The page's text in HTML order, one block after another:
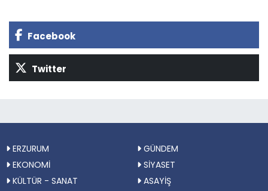
Facebook
Twitter
ERZURUM
GÜNDEM
EKONOMİ
SİYASET
KÜLTÜR - SANAT
ASAYİŞ